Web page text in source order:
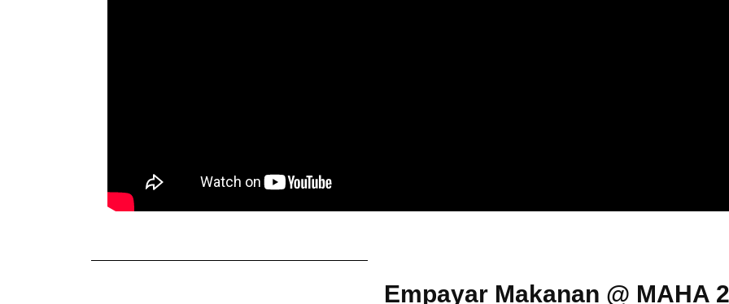
Empayar Makanan @ MAHA